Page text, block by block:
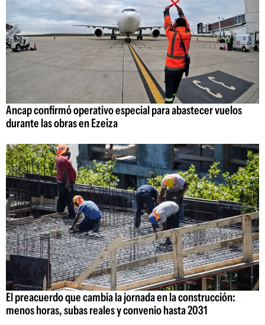
Ancap confirmó operativo especial para abastecer vuelos
durante las obras en Ezeiza
El preacuerdo que cambia la jornada en la construcción:
menos horas, subas reales y convenio hasta 2031